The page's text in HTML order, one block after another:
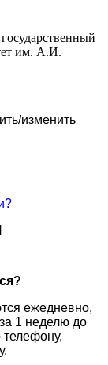
им. А.И.
изменить
ежедневно,
1 неделю до